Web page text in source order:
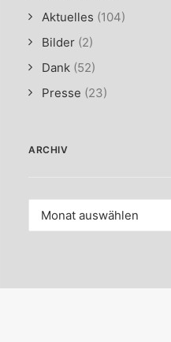
Aktuelles (104)
Bilder (2)
Dank (52)
Presse (23)
ARCHIV
Archiv